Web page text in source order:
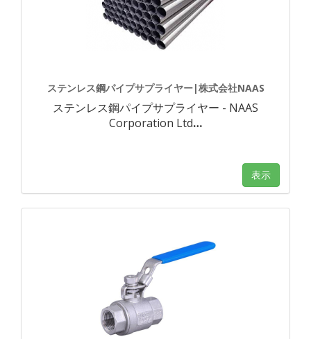
ステンレス鋼パイプサプライヤー|株式会社NAAS
ステンレス鋼パイプサプライヤー - NAAS
Corporation Ltd…
表示